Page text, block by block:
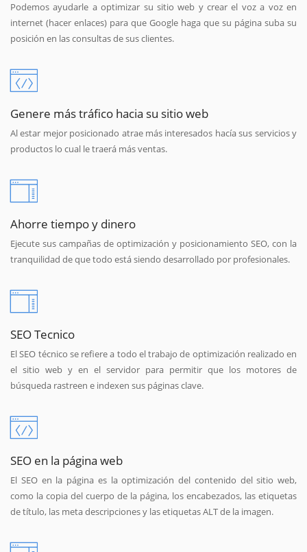
Podemos ayudarle a optimizar su sitio web y crear el voz a voz en
internet (hacer enlaces) para que Google haga que su página suba su
posición en las consultas de sus clientes.
Genere más tráfico hacia su sitio web
Al estar mejor posicionado atrae más interesados hacía sus servicios y
productos lo cual le traerá más ventas.
Ahorre tiempo y dinero
Ejecute sus campañas de optimización y posicionamiento SEO, con la
tranquilidad de que todo está siendo desarrollado por profesionales.
SEO Tecnico
El SEO técnico se refiere a todo el trabajo de optimización realizado en
el sitio web y en el servidor para permitir que los motores de
búsqueda rastreen e indexen sus páginas clave.
SEO en la página web
El SEO en la página es la optimización del contenido del sitio web,
como la copia del cuerpo de la página, los encabezados, las etiquetas
de título, las meta descripciones y las etiquetas ALT de la imagen.